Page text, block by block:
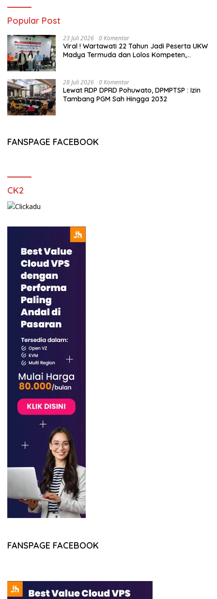
Popular Post
23 Juli 2026 0 Komentar
Viral ! Wartawati 22 Tahun Jadi Peserta UKW
Madya Termuda dan Lolos Kompeten,
28 Juli 2026 0 Komentar
Lewat RDP DPRD Pohuwato, DPMPTSP : Izin
Tambang PGM Sah Hingga 2032
FANSPAGE FACEBOOK
CK2
FANSPAGE FACEBOOK